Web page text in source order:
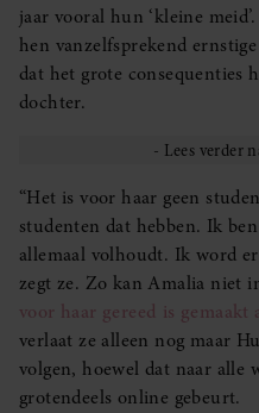
jaar vooral hun ‘kleine
hen vanzelfsprekend
dat het grote consequenties
dochter.
“Het is voor haar geen
studenten dat hebben. Ik
allemaal volhoudt. Ik word
zegt ze. Zo kan Amalia niet
voor haar gereed is gemaakt
verlaat ze alleen nog maar
volgen, hoewel dat naar alle
grotendeels online gebeurt.